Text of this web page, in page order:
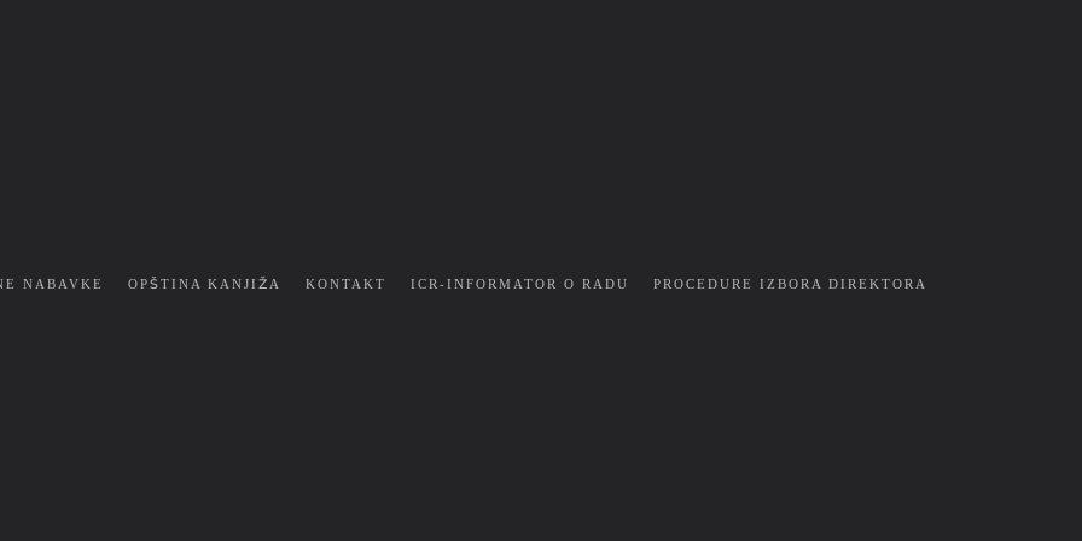
NABAVKE OPŠTINA KANJIŽA KONTAKT ICR-INFORMATOR O RADU PROCEDURE IZBORA DIREKTORA